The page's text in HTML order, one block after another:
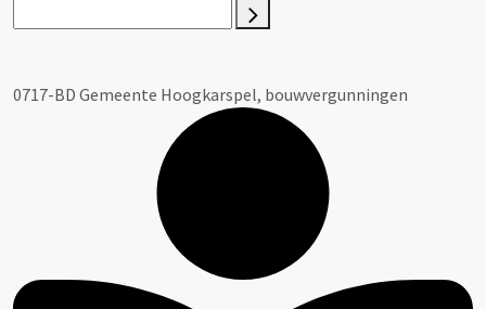
0717-BD Gemeente Hoogkarspel, bouwvergunningen